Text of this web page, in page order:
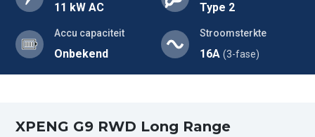
11 kW AC Type 2
Accu capaciteit
Onbekend
Stroomsterkte
16A (3-fase)
XPENG G9 RWD Long Range